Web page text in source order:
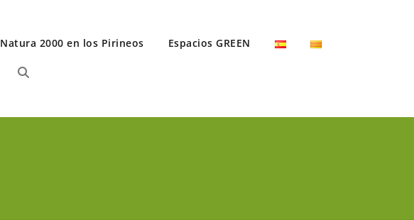
Natura 2000 en los Pirineos Espacios GREEN